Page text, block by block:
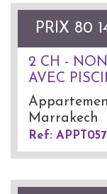
PRIX 80
2 CH -
AVEC
Marrakech
Ref: APPT0571